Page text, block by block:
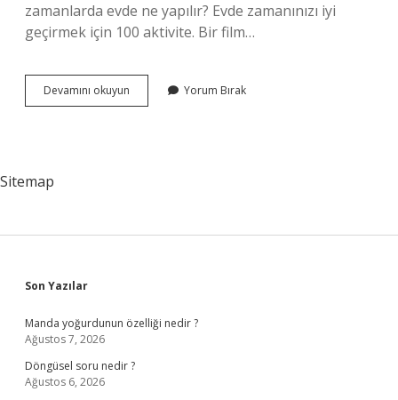
zamanlarda evde ne yapılır? Evde zamanınızı iyi
geçirmek için 100 aktivite. Bir film…
Devamını okuyun
Zaman
Yorum Bırak
Sitemap
Sidebar
Son Yazılar
Manda yoğurdunun özelliği nedir ?
Ağustos 7, 2026
Döngüsel soru nedir ?
Ağustos 6, 2026